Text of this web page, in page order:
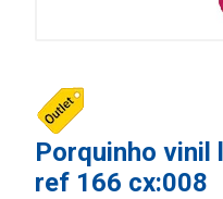
Porquinho
ref 166 cx:008